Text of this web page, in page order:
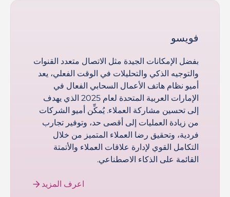
فويسو
بفضل الإمكانات الجيدة مثل الاتصال متعدد القنوات
والتوجيه الذكي والتحليلات في الوقت الفعلي، يعد
أميو نظام هاتف الأعمال السحابي الفعال في
الإمارات العربية المتحدة لعام 2025 الذي يهدف
إلى تحسين مشاركة العملاء. يُمكِّن أميو الشركات
من زيادة العمليات إلى أقصى حد، وتوفير تجارب
فردية، وتحقيق رضا العملاء المتميز من خلال
التكامل القوي لإدارة علاقات العملاء والأتمتة
القائمة على الذكاء الاصطناعي.
اعرف المزيد